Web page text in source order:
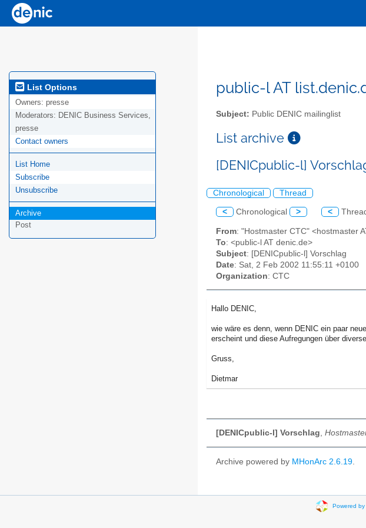
List Options
Owners: presse
Moderators: DENIC Business Services,
presse
Contact owners
List Home
Subscribe
Unsubscribe
Archive
Post
public-l AT
Subject: Public DENIC mailinglist
List archive
[DENICpublic-l]
Chronological Thread
< Chronological > <
From: "Hostmaster CTC" <hostmaster
To: <public-l AT denic.de>
Subject: [DENICpublic-l] Vorschlag
Date: Sat, 2 Feb 2002 11:55:11 +0100
Organization: CTC
Hallo DENIC,
wie wäre es denn, wenn DENIC ein paar
erscheint und diese Aufregungen über
Gruss,
Dietmar
[DENICpublic-l] Vorschlag,
Archive powered by MHonArc 2.6.19.
Powered